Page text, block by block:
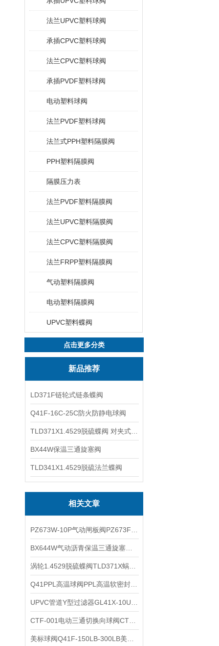
法兰UPVC塑料球阀
承插CPVC塑料球阀
法兰CPVC塑料球阀
承插PVDF塑料球阀
电动塑料球阀
法兰PVDF塑料球阀
法兰式PPH塑料隔膜阀
PPH塑料隔膜阀
隔膜压力表
法兰PVDF塑料隔膜阀
法兰UPVC塑料隔膜阀
法兰CPVC塑料隔膜阀
法兰FRPP塑料隔膜阀
气动塑料隔膜阀
电动塑料隔膜阀
UPVC塑料蝶阀
点击更多分类
新品推荐
LD371F链轮式链条蝶阀
Q41F-16C-25C防火防静电球阀
BX44W保温三通旋塞阀
TLD341X1.4529脱硫法兰蝶阀
相关文章